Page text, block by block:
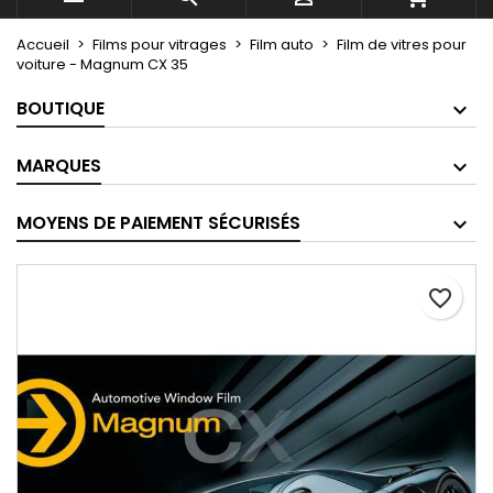
Accueil Films pour vitrages Film auto
Film de vitres pour
voiture - Magnum CX 35
BOUTIQUE
MARQUES
MOYENS DE PAIEMENT SÉCURISÉS
favorite_border